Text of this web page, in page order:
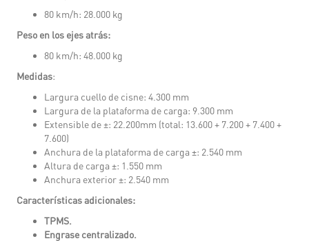
80 km/h: 28.000 kg
Peso en los ejes atrás:
80 km/h: 48.000 kg
Medidas:
Largura cuello de cisne: 4.300 mm
Largura de la plataforma de carga: 9.300 mm
Extensible de ±: 22.200mm (total: 13.600 + 7.200 + 7.400 +
7.600)
Anchura de la plataforma de carga ±: 2.540 mm
Altura de carga ±: 1.550 mm
Anchura exterior ±: 2.540 mm
Características adicionales:
TPMS.
Engrase centralizado.